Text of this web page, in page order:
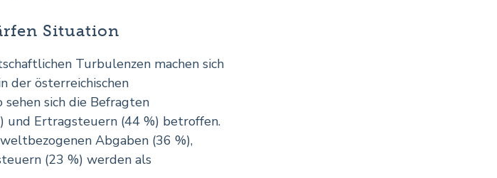
Situation
Turbulenzen machen sich
der österreichischen
sich die Befragten
und Ertragsteuern (44 %) betroffen.
Abgaben (36 %),
(23 %) werden als